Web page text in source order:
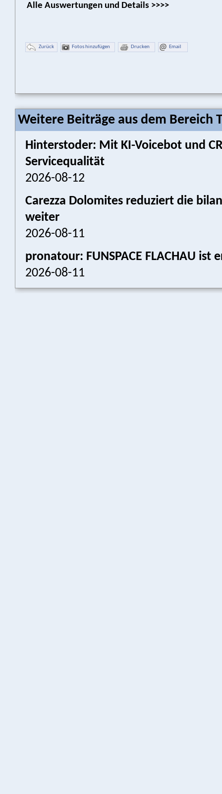
Alle Auswertungen und Details >>>>
Zurück Fotos hinzufügen Drucken Email
Weitere Beiträge aus dem Bereich
Hinterstoder: Mit KI-Voicebot und
Servicequalität
2026-08-12
Carezza Dolomites reduziert die
weiter
2026-08-11
pronatour: FUNSPACE FLACHAU ist
2026-08-11